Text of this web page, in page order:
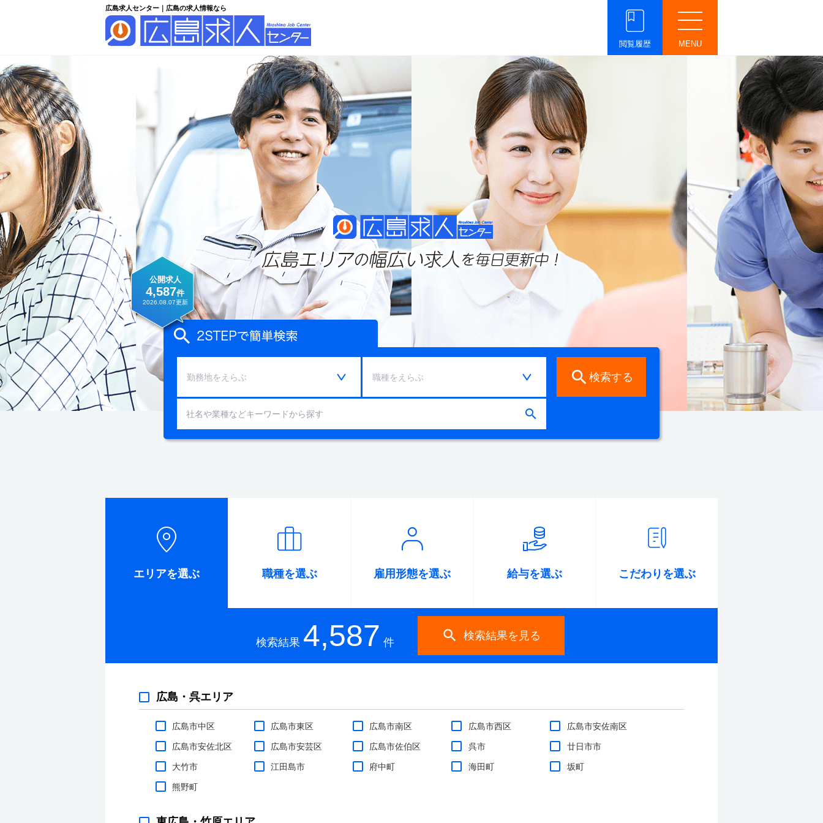
広島求人センター｜広島の求人情報なら
MENU
閲覧履歴
公開求人
4,587件
2026.08.07更新
勤務地をえらぶ 職種をえらぶ

 検索する
エリアを選ぶ 職種を選ぶ 雇用形態を選ぶ 給与を選ぶ こだわり を選ぶ
検索結果 4,587 件  検索結果を見る
広島・呉エリア
広島市中区 広島市東区 広島市南区 広島市西区 広島市安佐南区
広島市安佐北区 広島市安芸区 広島市佐伯区 呉市 廿日市市
大竹市 江田島市 府中町 海田町 坂町
熊野町